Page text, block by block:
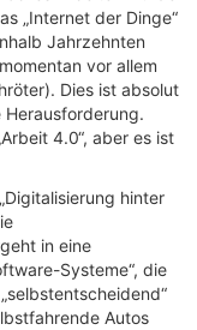
„Internet der Dinge“
Jahrzehnten
vor allem
Dies ist absolut
4.0“, aber es ist
hinter
in eine
Systeme“, die
Autos